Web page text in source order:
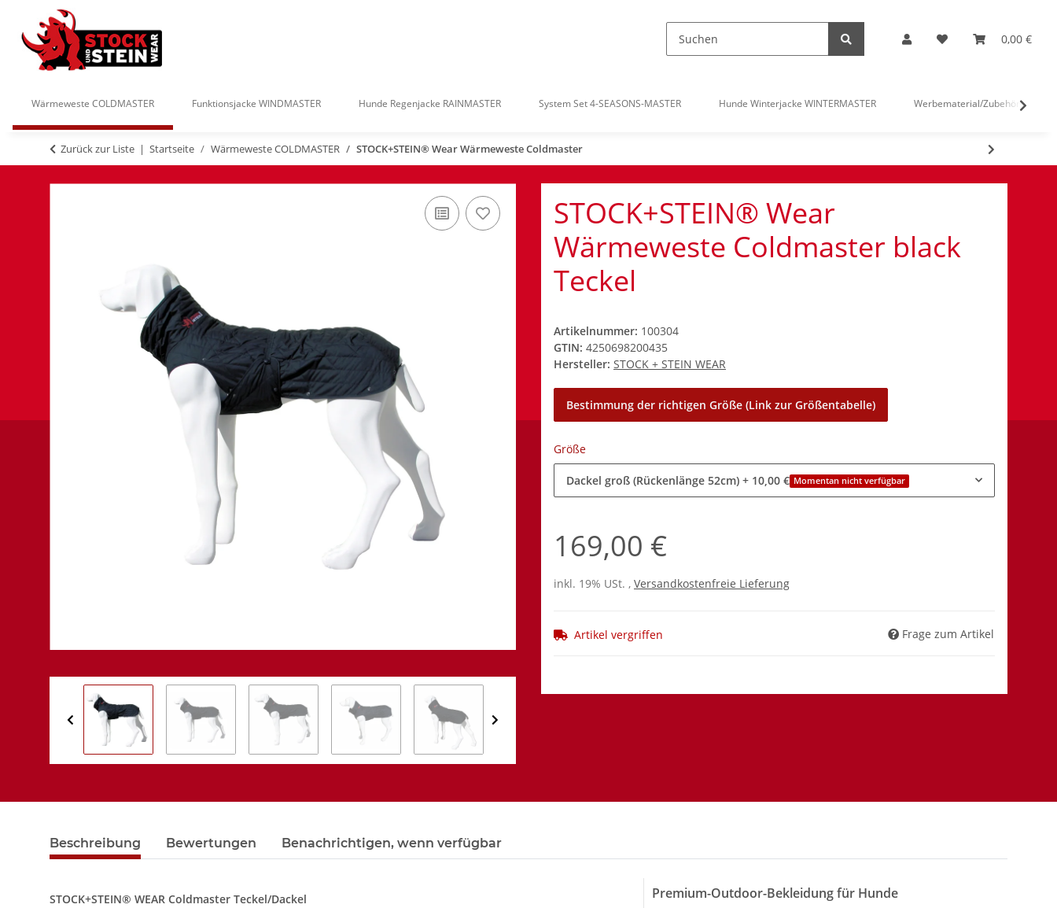
0,00 €
Wärmeweste COLDMASTER Funktionsjacke WINDMASTER Hunde Regenjacke RAINMASTER System Set 4-SEASONS-MASTER Hunde Winterjacke WINTERMASTER Werbematerial/Zubehör
Zurück zur Liste Startseite Wärmeweste COLDMASTER STOCK+STEIN® Wear Wärmeweste Coldmaster
STOCK+STEIN® Wear
Wärmeweste Coldmaster black
Teckel
Artikelnummer: 100304
GTIN: 4250698200435
Hersteller: STOCK + STEIN WEAR
Bestimmung der richtigen Größe (Link zur Größentabelle)
Größe
Dackel groß (Rückenlänge 52cm) + 10,00 € Momentan nicht verfügbar
169,00 €
inkl. 19% USt. , Versandkostenfreie Lieferung
Artikel vergriffen Frage zum Artikel
Beschreibung Bewertungen Benachrichtigen, wenn verfügbar
Premium-Outdoor-Bekleidung für Hunde
STOCK+STEIN® WEAR Coldmaster Teckel/Dackel